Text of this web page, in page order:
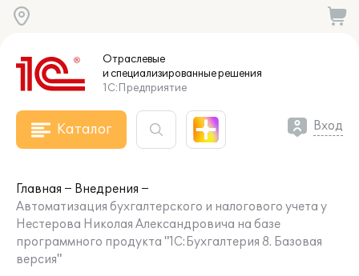
Отраслевые
и специализированныерешения
1С:Предприятие
Каталог Вход
Главная
Внедрения
Автоматизация бухгалтерского и налогового учета у
Нестерова Николая Александровича на базе
программного продукта "1С:Бухгалтерия 8. Базовая
версия"